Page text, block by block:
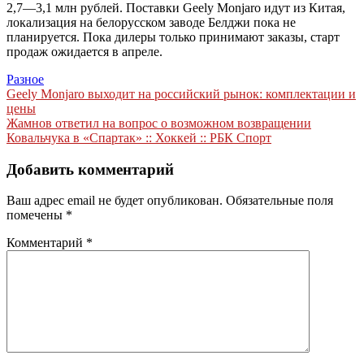
2,7—3,1 млн рублей. Поставки Geely Monjaro идут из Китая,
локализация на белорусском заводе Белджи пока не
планируется. Пока дилеры только принимают заказы, старт
продаж ожидается в апреле.
Разное
Навигация
по
записям
Geely Monjaro выходит на российский рынок: комплектации и
цены
Жамнов ответил на вопрос о возможном возвращении
Ковальчука в «Спартак» :: Хоккей :: РБК Спорт
Добавить комментарий
Ваш адрес email не будет опубликован. Обязательные поля
помечены *
Комментарий *